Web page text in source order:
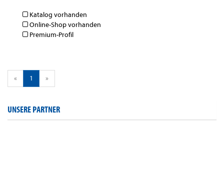
Katalog vorhanden
Online-Shop vorhanden
Premium-Profil
« 1 »
UNSERE PARTNER